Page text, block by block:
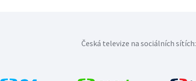
Česká televize na sociálních sítích: